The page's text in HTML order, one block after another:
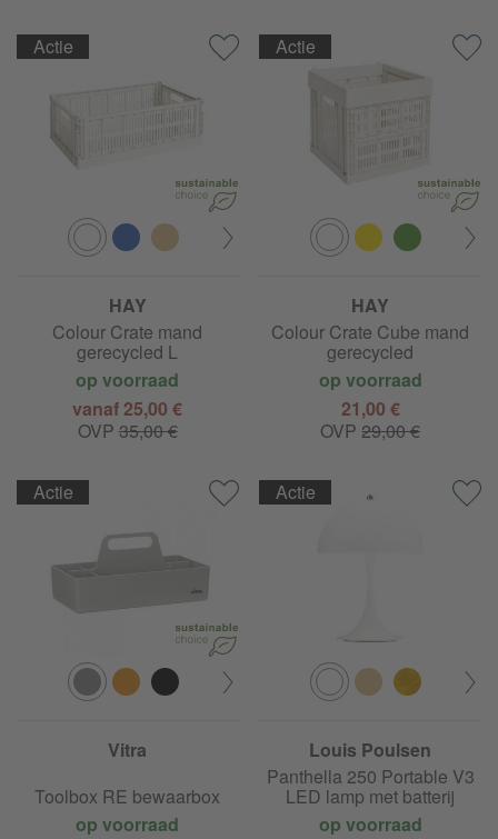
HAY
Colour Crate mand
gerecycled L
op voorraad
vanaf 25,00 €
OVP 35,00 €
Actie
HAY
Colour Crate Cube mand
gerecycled
op voorraad
21,00 €
OVP29,00 €
Actie
Vitra
Toolbox RE bewaarbox
op voorraad
Actie
Louis Poulsen
Panthella 250 Portable V3
LED lamp met batterij
op voorraad
Actie